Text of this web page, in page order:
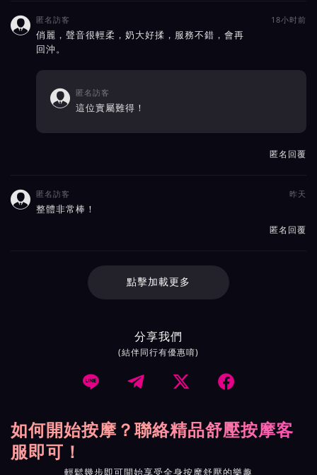
 匿名訪客 18小时前
俏麗，聲音很輕柔，奶大好揉，服務不錯，會再
回沖。
 匿名訪客
這位實屬難得！
匿名回覆
 匿名訪客 昨天
整體非常棒！
匿名回覆
點擊加載更多
分享我們
(結伴同行有優惠唷)
   
如何開始按摩？聯絡精品舒壓按摩客
服即可！
輕鬆幾步即可開始享受全身按摩舒壓的樂趣